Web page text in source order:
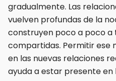
gradualmente. Las
vuelven profundas de la
construyen poco a poco a
compartidas. Permitir ese
en las nuevas relaciones
ayuda a estar presente